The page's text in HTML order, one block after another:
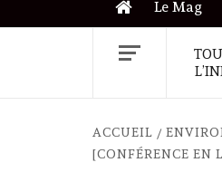
Le Mag
ACCUEIL
[CONFÉRENCE EN